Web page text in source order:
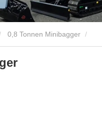
0,8 Tonnen Minibagger